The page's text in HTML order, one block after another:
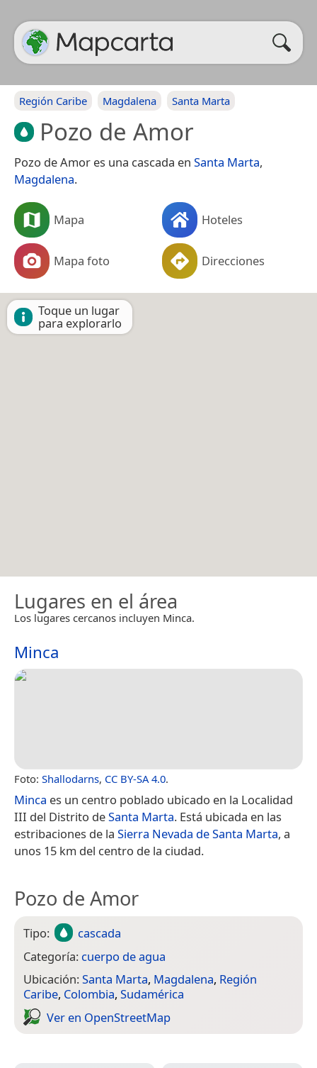
Región Caribe Magdalena Santa Marta
Pozo de Amor
Pozo de Amor es una cascada en Santa Marta,
Magdalena.
Mapa Hoteles
Mapa foto Direcciones
Toque un lugar
para explorarlo
Lugares en el área
Los lugares cercanos incluyen Minca.
Minca
Foto: Shallodarns, CC BY-SA 4.0.
Minca es un centro poblado ubicado en la Localidad
III del Distrito deSanta Marta. Está ubicada en las
estribaciones de la Sierra Nevada de Santa Marta, a
unos 15 km del centro de la ciudad.
Pozo de Amor
Tipo:
cascada
Categoría: cuerpo de agua
Ubicación:Santa Marta, Magdalena, Región
Caribe, Colombia, Sudamérica
Ver en Open­Street­Map